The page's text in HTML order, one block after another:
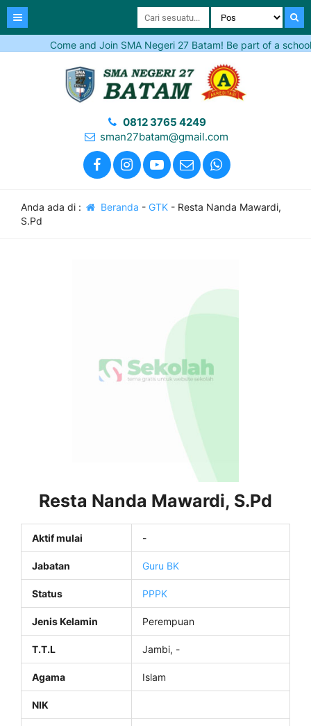
Come and Join SMA Negeri 27 Batam! Be part of a
0812 3765 4249
sman27batam@gmail.com
Anda ada di : Beranda - GTK- Resta Nanda Mawardi,
S.Pd
Resta Nanda Mawardi, S.Pd
Aktif mulai -
Jabatan Guru BK
Status PPPK
Jenis Kelamin Perempuan
T.T.L Jambi, -
Agama Islam
NIK